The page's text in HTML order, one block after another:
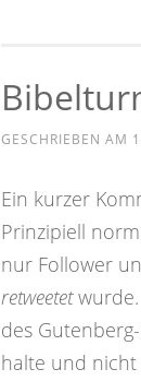
GESCHRIEBEN AM
Ein kurzer
Prinzipiell
nur Follower
retweetetwurde.
des
halte und